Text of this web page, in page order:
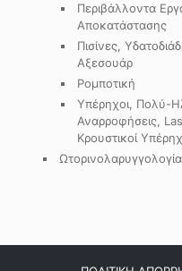
Περιβάλλοντα
Αποκατάστασης
Πισίνες,
Αξεσουάρ
Ρομποτική
Υπέρηχοι, Πολύ-
Αναρροφήσεις,
Κρουστικοί
Ωτορινολαρυγγολογία